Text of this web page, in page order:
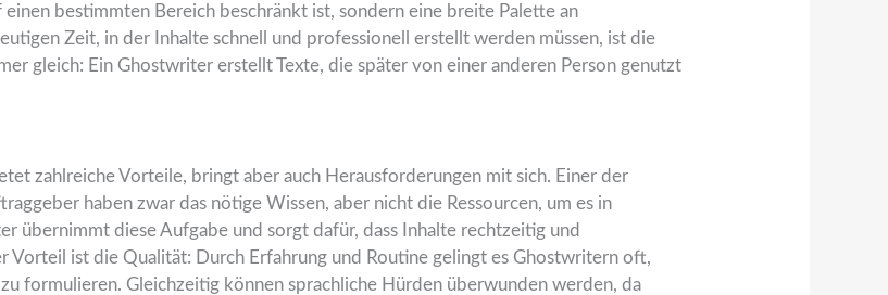
bestimmten Bereich beschränkt ist, sondern eine breite Palette an
Zeit, in der Inhalte schnell und professionell erstellt werden müssen, ist die
gleich: Ein Ghostwriter erstellt Texte, die später von einer anderen Person genutzt
zahlreiche Vorteile, bringt aber auch Herausforderungen mit sich. Einer der
haben zwar das nötige Wissen, aber nicht die Ressourcen, um es in
übernimmt diese Aufgabe und sorgt dafür, dass Inhalte rechtzeitig und
ist die Qualität: Durch Erfahrung und Routine gelingt es Ghostwritern oft,
formulieren. Gleichzeitig können sprachliche Hürden überwunden werden, da